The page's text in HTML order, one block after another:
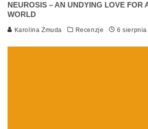
NEUROSIS – AN UNDYING LOVE FOR
WORLD
Karolina Żmuda Recenzje 6 sierpnia